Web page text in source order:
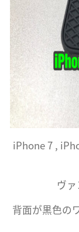
iPhone 7 ,
ヴ
背面が黒色の